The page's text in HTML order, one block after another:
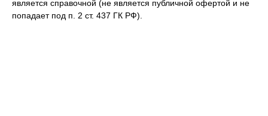
является справочной (не является публичной офертой и не
попадает под п. 2 ст. 437 ГК РФ).